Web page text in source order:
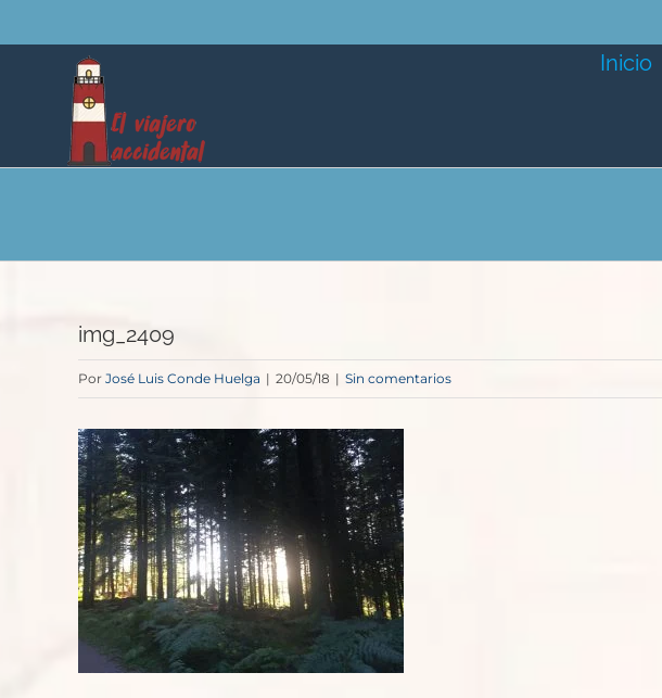
al
contenido
Inicio
img_2409
Por José Luis Conde Huelga | 20/05/18 | Sin comentarios